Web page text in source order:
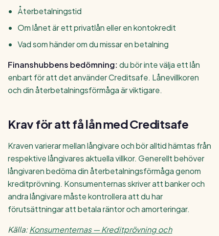
Återbetalningstid
Om lånet är ett privatlån eller en kontokredit
Vad som händer om du missar en betalning
Finanshubbens bedömning: du bör inte välja ett lån
enbart för att det använder Creditsafe. Lånevillkoren
och din återbetalningsförmåga är viktigare.
Krav för att få lån med Creditsafe
Kraven varierar mellan långivare och bör alltid hämtas från
respektive långivares aktuella villkor. Generellt behöver
långivaren bedöma din återbetalningsförmåga genom
kreditprövning. Konsumenternas skriver att banker och
andra långivare måste kontrollera att du har
förutsättningar att betala räntor och amorteringar.
Källa:Konsumenternas — Kreditprövning och